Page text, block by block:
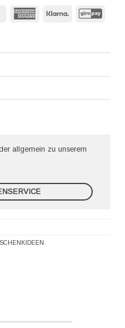
MasterCard American
Klarna
allgemein zu unserem